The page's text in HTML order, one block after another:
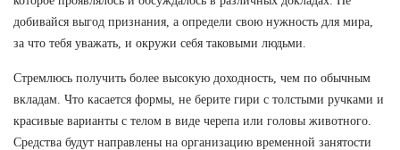
добивайся выгод признания, а определи свою нужность для мира,
за что тебя уважать, и окружи себя таковыми людьми.
Стремлюсь получить более высокую доходность, чем по обычным
вкладам. Что касается формы, не берите гири с толстыми ручками и
красивые варианты с телом в виде черепа или головы животного.
Средства будут направлены на организацию временной занятости